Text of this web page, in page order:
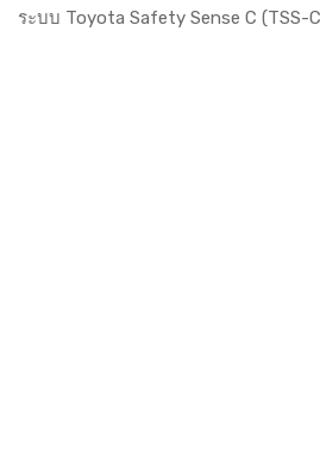
ระบบ Toyota Safety Sense C (TSS-